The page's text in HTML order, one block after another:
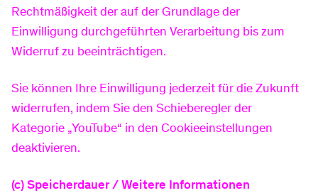
Rechtmäßigkeit der auf der Grundlage der
Einwilligung durchgeführten Verarbeitung bis zum
Widerruf zu beeinträchtigen.
Sie können Ihre Einwilligung jederzeit für die Zukunft
widerrufen, indem Sie den Schieberegler der
Kategorie „YouTube“ in den Cookieeinstellungen
deaktivieren.
(c) Speicherdauer / Weitere Informationen